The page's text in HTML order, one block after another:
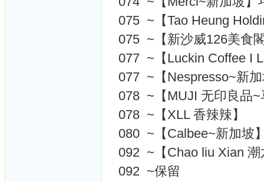
075 ~【Tao Heung
075 ~【新沙威126美食
077 ~【Luckin Coffee I
077 ~【Nespresso~新
078 ~【MUJI 无印良品~
078 ~【XLL 香辣辣】
080 ~【Calbee~新加坡
092 ~【Chao liu Xian 潮
092 ~保留